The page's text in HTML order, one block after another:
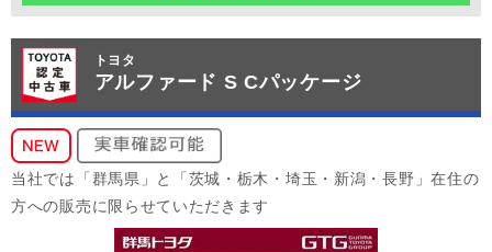
トヨタ
アルファード S Cパッケージ
当社では「群馬県」と「茨城・栃木・埼玉・新潟・長野」在住の
方への販売に限らせていただきます